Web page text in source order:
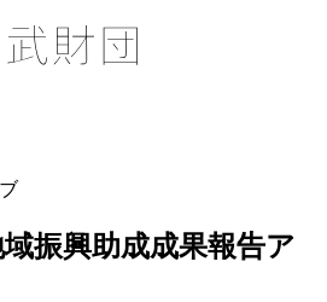
振興助成成果報告ア